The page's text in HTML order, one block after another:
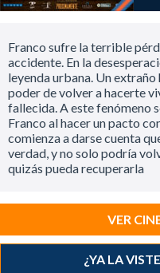
Franco sufre la terrible
accidente. En la
leyenda urbana. Un
poder de volver a hacerte
fallecida. A este fenómeno
Franco al hacer un pacto
comienza a darse cuenta
verdad, y no solo podría
quizás pueda recuperarla
VER
¿YA LA